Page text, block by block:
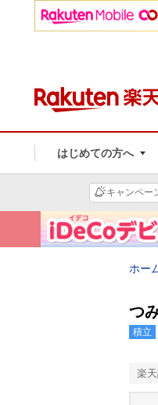
はじめての方へ
キャンペー
ホー
つ
積立
楽